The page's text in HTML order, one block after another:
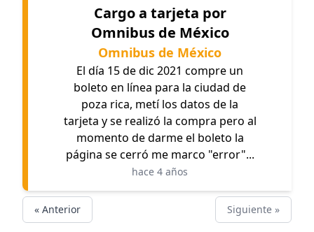
Cargo a tarjeta por
Omnibus de México
Omnibus de México
El día 15 de dic 2021 compre un
boleto en línea para la ciudad de
poza rica, metí los datos de la
tarjeta y se realizó la compra pero al
momento de darme el boleto la
página se cerró me marco "error"...
hace 4 años
« Anterior Siguiente »